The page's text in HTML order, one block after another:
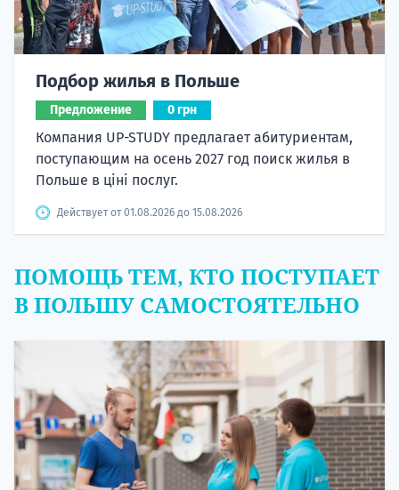
Подбор жилья в Польше
Предложение 0 грн
Компания UP-STUDY предлагает абитуриентам,
поступающим на осень 2027 год поиск жилья в
Польше в ціні послуг.
Действует от 01.08.2026 до 15.08.2026
ПОМОЩЬ ТЕМ, КТО ПОСТУПАЕТ
В ПОЛЬШУ САМОСТОЯТЕЛЬНО